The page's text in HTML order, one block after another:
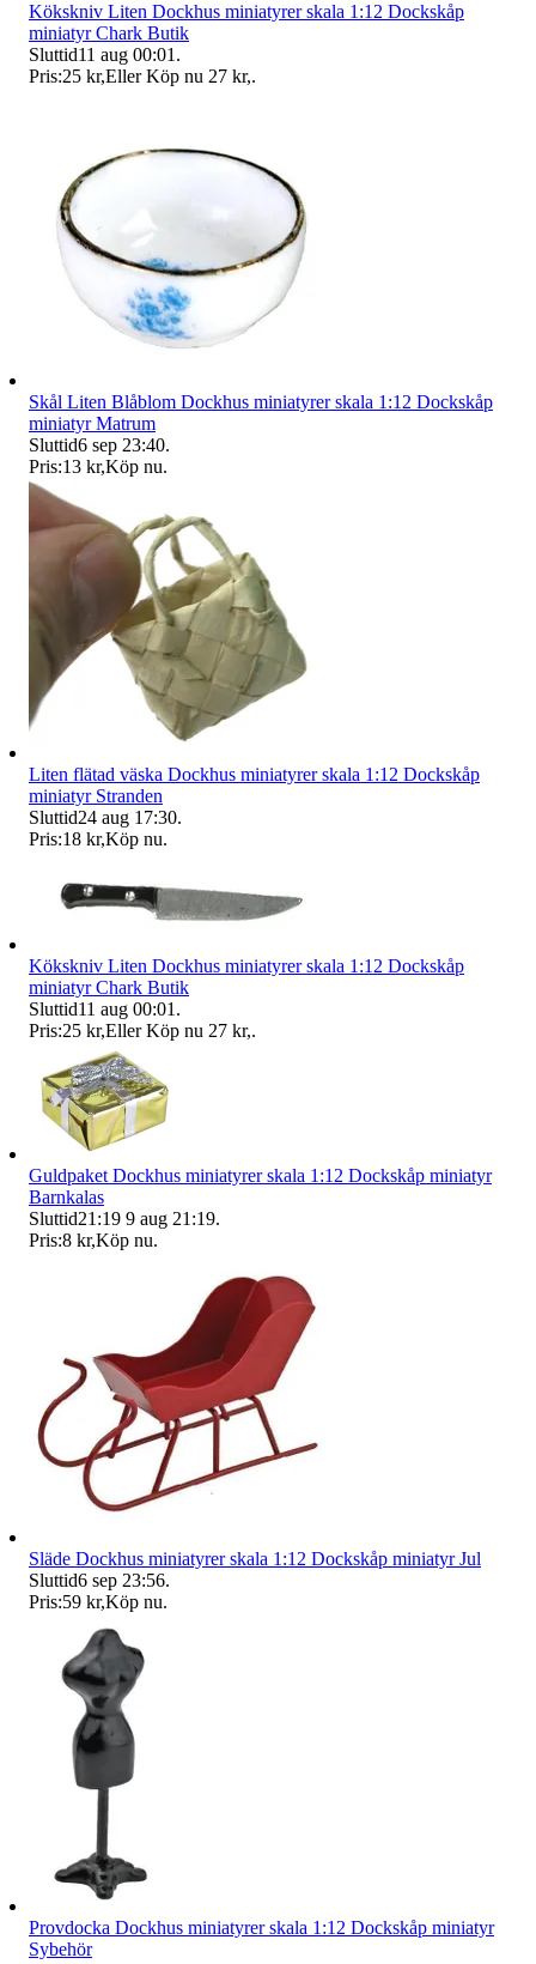
Kökskniv Liten Dockhus miniatyrer skala 1:12 Dockskåp
miniatyr Chark Butik
Sluttid11 aug 00:01 .
Pris:25 kr,Eller Köp nu 27 kr,.
Skål Liten Blåblom Dockhus miniatyrer skala 1:12 Dockskåp
miniatyr Matrum
Sluttid6 sep 23:40.
Pris:13 kr,Köp nu.
Liten flätad väska Dockhus miniatyrer skala 1:12 Dockskåp
miniatyr Stranden
Sluttid24 aug 17:30.
Pris:18 kr,Köp nu.
Kökskniv Liten Dockhus miniatyrer skala 1:12 Dockskåp
miniatyr Chark Butik
Sluttid11 aug 00:01 .
Pris:25 kr,Eller Köp nu 27 kr,.
Guldpaket Dockhus miniatyrer skala 1:12 Dockskåp miniatyr
Barnkalas
Sluttid21:19 9 aug 21:19.
Pris:8 kr,Köp nu.
Släde Dockhus miniatyrer skala 1:12 Dockskåp miniatyr Jul
Sluttid6 sep 23:56.
Pris:59 kr,Köp nu.
Provdocka Dockhus miniatyrer skala 1:12 Dockskåp miniatyr
Sybehör